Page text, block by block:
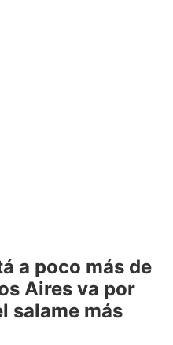
a poco más de
Aires va por
salame más